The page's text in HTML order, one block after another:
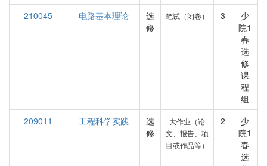
210045
电路基本理论
选
修
笔试（闭卷） 3
少
院1
春
选
修
课
程
组
209011
工程科学实践
选
修
大作业（论
文、报告、项
目或作品等）
2
少
院1
春
选